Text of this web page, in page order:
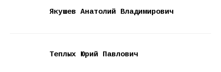
Якушев Анатолий Владимирович
Теплых Юрий Павлович